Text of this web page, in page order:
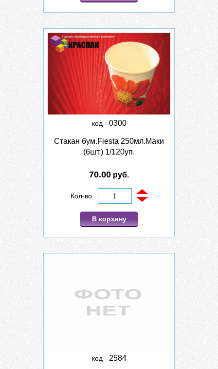
код - 0300
Стакан бум.Fiesta 250мл.Маки
(6шт.) 1/120уп.
70.00 руб.
Кол-во:
В корзину
код - 2584